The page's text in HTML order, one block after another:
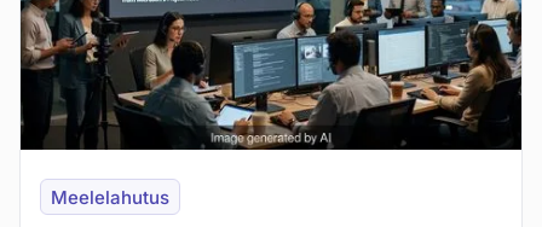
Meelelahutus